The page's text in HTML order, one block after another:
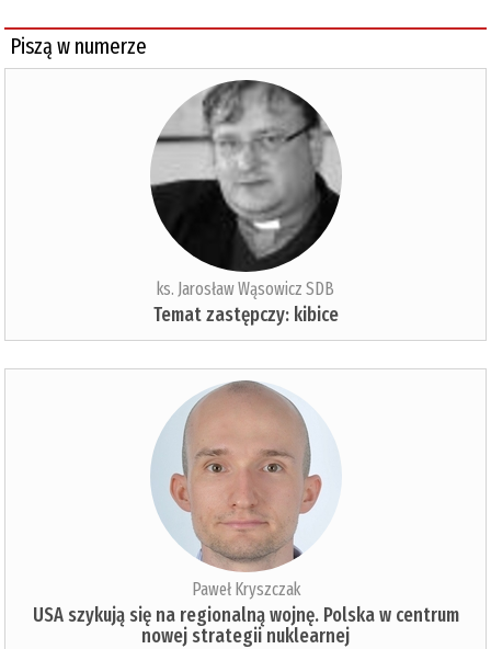
Piszą w numerze
ks. Jarosław Wąsowicz SDB
Temat zastępczy: kibice
Paweł Kryszczak
USA szykują się na regionalną wojnę. Polska w centrum
nowej strategii nuklearnej